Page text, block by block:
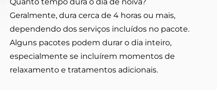
Geralmente, dura cerca de 4 horas ou mais,
dependendo dos serviços incluídos no pacote.
Alguns pacotes podem durar o dia inteiro,
especialmente se incluírem momentos de
relaxamento e tratamentos adicionais.